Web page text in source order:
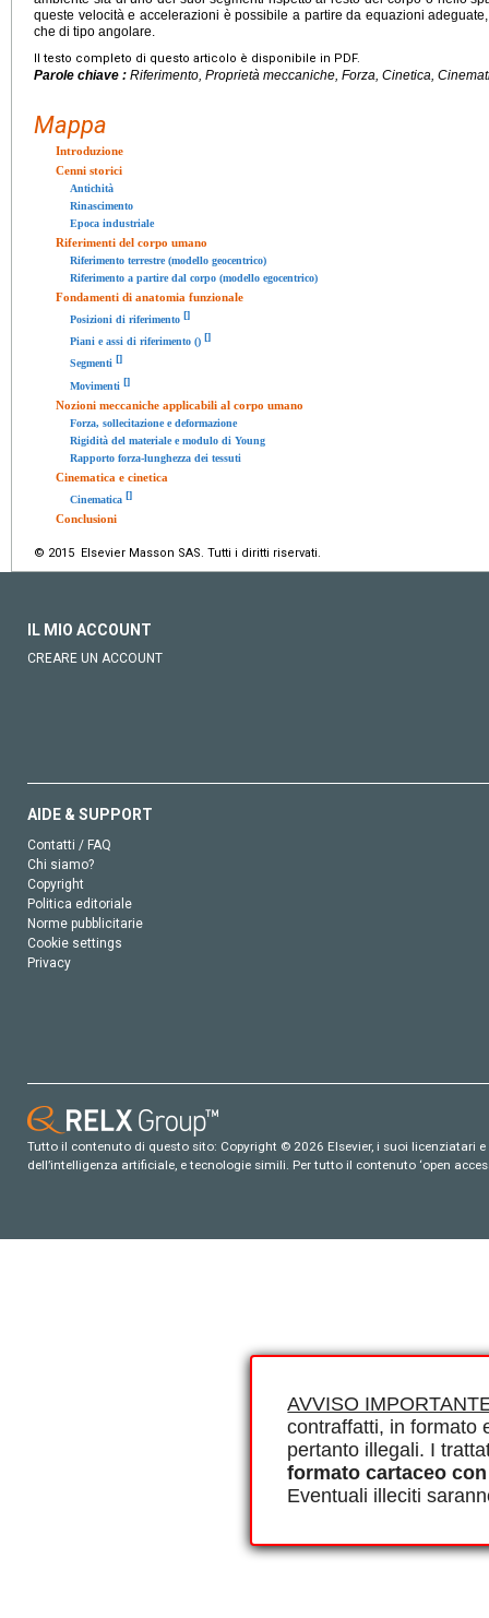
AVVISO
contraffatti, in formato
pertanto illegali. I
formato cartaceo
Eventuali illeciti
queste velocità e accelerazioni è possibile a partire da equazioni
che di tipo angolare.
Il testo completo di questo articolo è disponibile in PDF.
Parole chiave : Riferimento, Proprietà meccaniche, Forza, Cinetica,
Mappa
Introduzione
Cenni storici
Antichità
Rinascimento
Epoca industriale
Riferimenti del corpo umano
Riferimento terrestre (modello geocentrico)
Riferimento a partire dal corpo (modello egocentrico)
Fondamenti di anatomia funzionale
Posizioni di riferimento []
Piani e assi di riferimento () []
Segmenti []
Movimenti []
Nozioni meccaniche applicabili al corpo umano
Forza, sollecitazione e deformazione
Rigidità del materiale e modulo di Young
Rapporto forza-lunghezza dei tessuti
Cinematica e cinetica
Cinematica []
Conclusioni
© 2015 Elsevier Masson SAS. Tutti i diritti riservati.
IL MIO ACCOUNT
CREARE UN ACCOUNT
AIDE & SUPPORT
Contatti / FAQ
Chi siamo?
Copyright
Politica editoriale
Norme pubblicitarie
Cookie settings
Privacy
Tutto il contenuto di questo sito: Copyright © 2026 Elsevier, i suoi
dell’intelligenza artificiale, e tecnologie simili. Per tutto il contenuto ‘open